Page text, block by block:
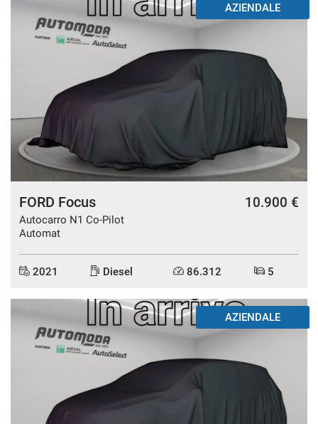
AZIENDALE
FORD Focus
Autocarro N1 Co-Pilot
Automat
10.900 €
2021 Diesel 86.312 5
AZIENDALE